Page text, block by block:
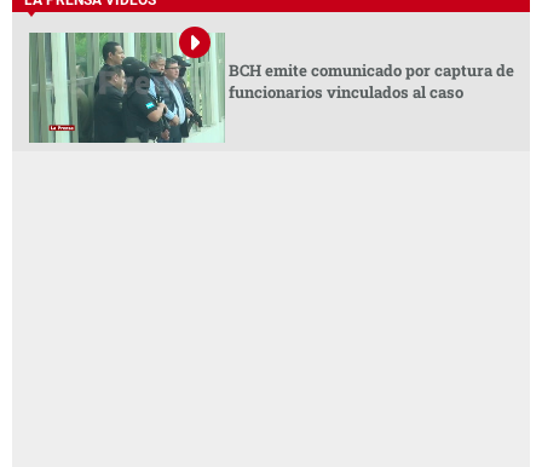
BCH emite comunicado por captura de
funcionarios vinculados al caso